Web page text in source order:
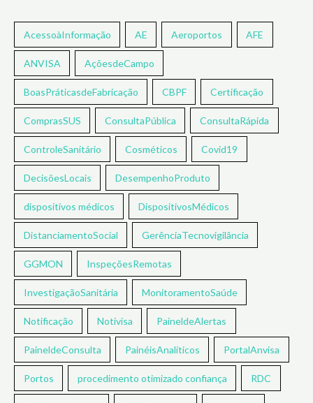
AcessoàInformação AE Aeroportos AFE
ANVISA AçõesdeCampo
BoasPráticasdeFabricação CBPF Certificação
ComprasSUS ConsultaPública ConsultaRápida
ControleSanitário Cosméticos Covid19
DecisõesLocais DesempenhoProduto
dispositivos médicos DispositivosMédicos
DistanciamentoSocial GerênciaTecnovigilância
GGMON InspeçõesRemotas
InvestigaçãoSanitária MonitoramentoSaúde
Notificação Notivisa PaineldeAlertas
PaineldeConsulta PainéisAnalíticos PortalAnvisa
Portos procedimento otimizado confiança RDC